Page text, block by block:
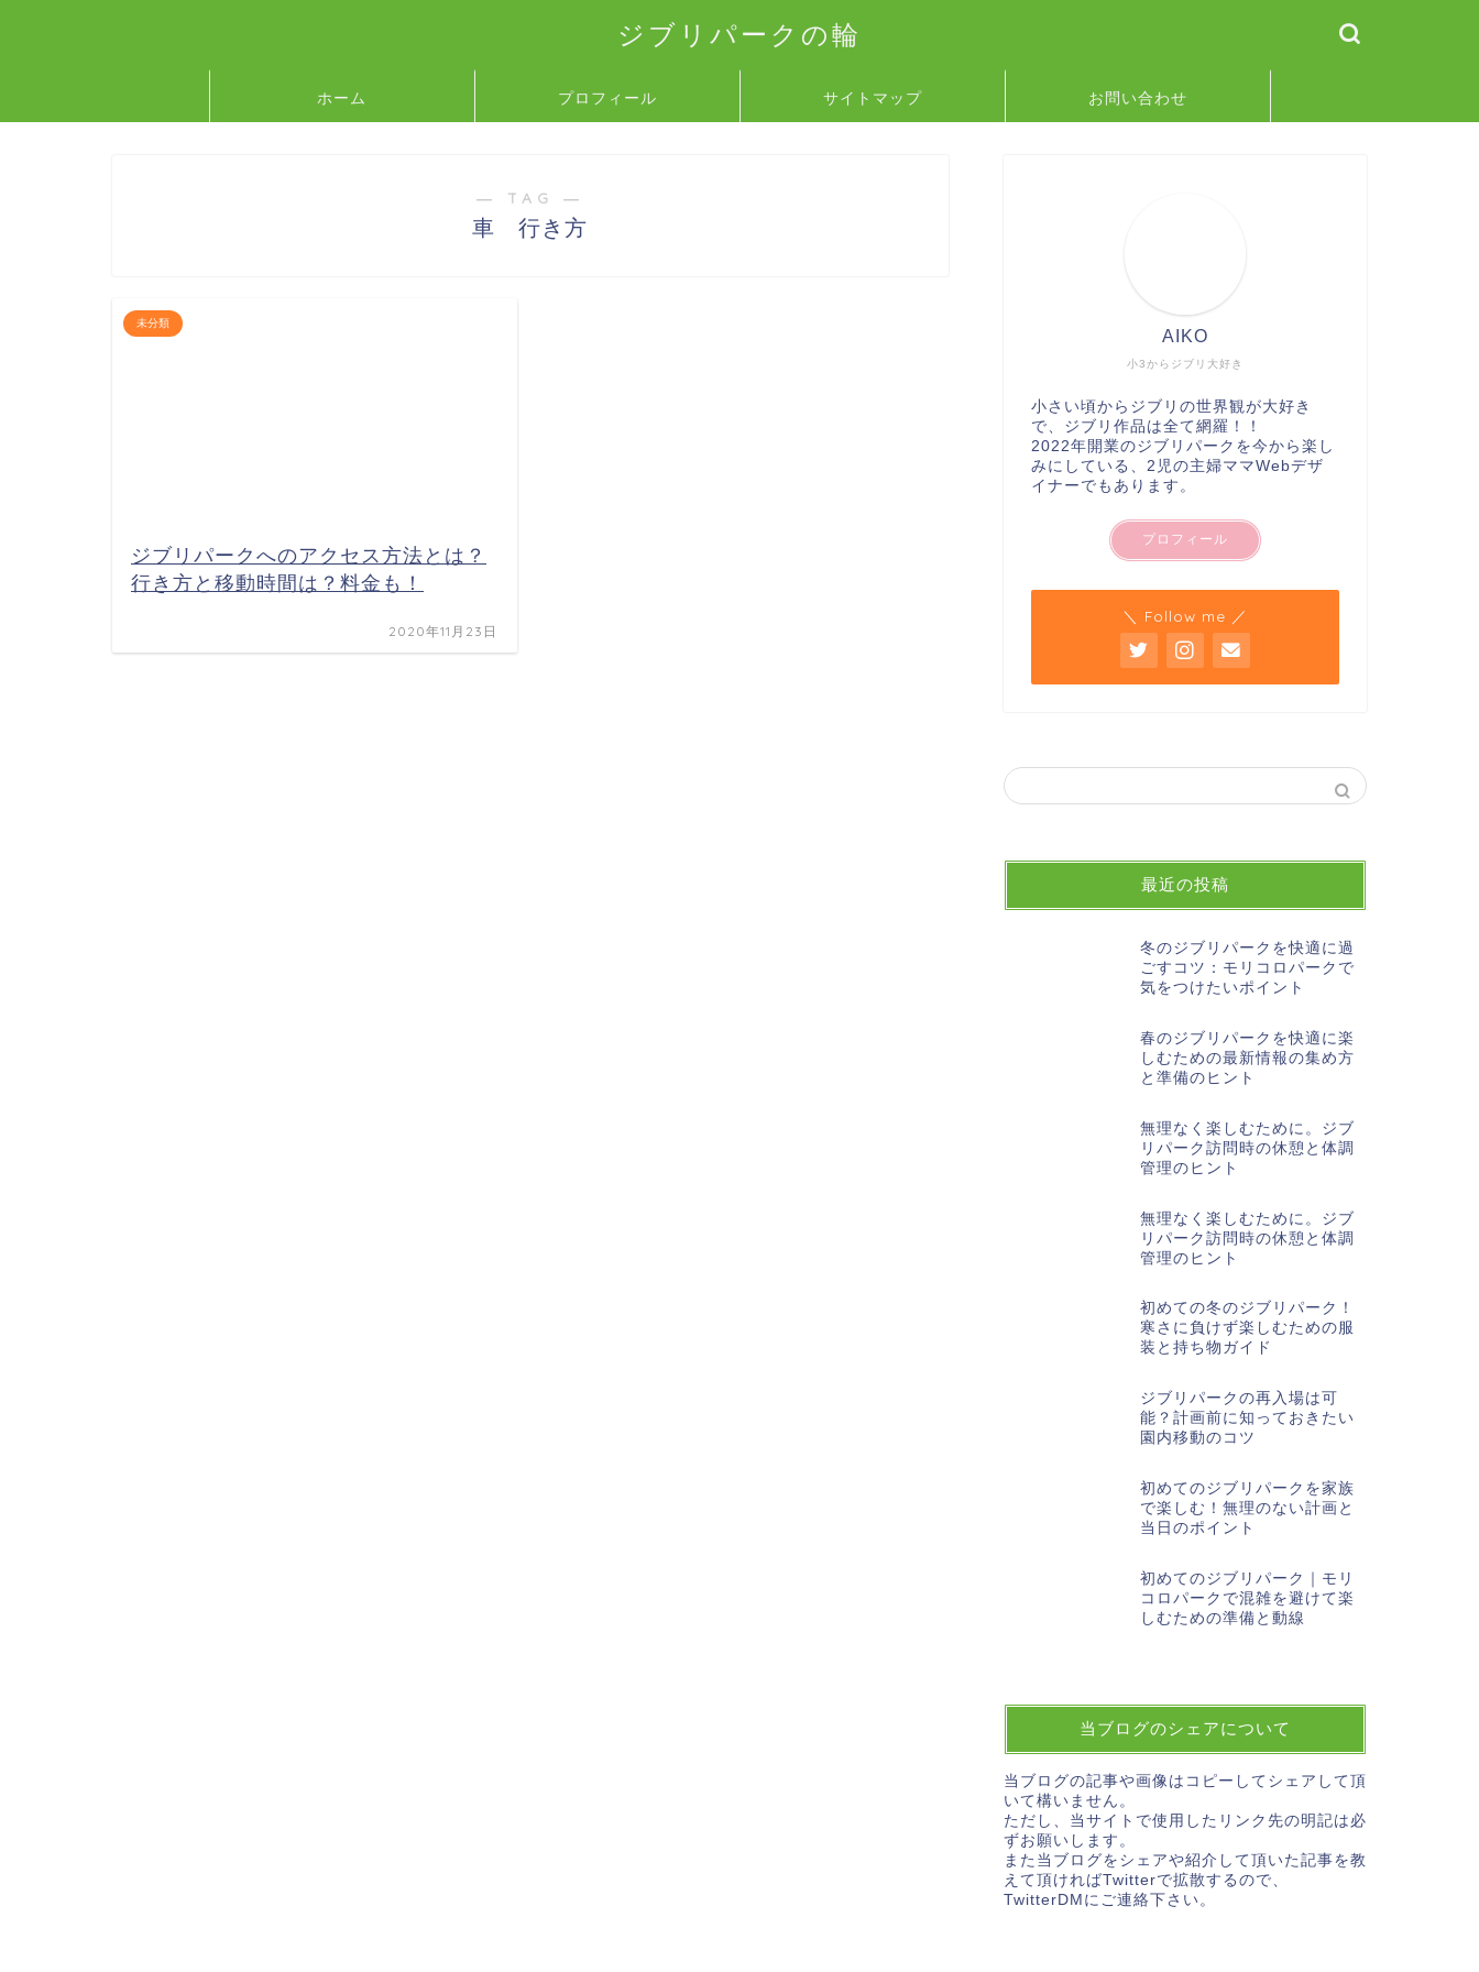
ジブリパークの輪
ホーム プロフィール サイトマップ お問い合わせ
― TAG ―
車 行き方
未分類
ジブリパークへのアクセス方法とは？
行き方と移動時間は？料金も！
2020年11月23日
小3からジブリ大好き
AIKO
小さい頃からジブリの世界観が大好き
で、ジブリ作品は全て網羅！！
2022年開業のジブリパークを今から楽し
みにしている、2児の主婦ママWebデザ
イナーでもあります。
プロフィール
＼ Follow me ／
最近の投稿
冬のジブリパークを快適に過
ごすコツ：モリコロパークで
気をつけたいポイント
春のジブリパークを快適に楽
しむための最新情報の集め方
と準備のヒント
無理なく楽しむために。ジブ
リパーク訪問時の休憩と体調
管理のヒント
無理なく楽しむために。ジブ
リパーク訪問時の休憩と体調
管理のヒント
初めての冬のジブリパーク！
寒さに負けず楽しむための服
装と持ち物ガイド
ジブリパークの再入場は可
能？計画前に知っておきたい
園内移動のコツ
初めてのジブリパークを家族
で楽しむ！無理のない計画と
当日のポイント
初めてのジブリパーク｜モリ
コロパークで混雑を避けて楽
しむための準備と動線
当ブログのシェアについて
当ブログの記事や画像はコピーしてシェアして頂
いて構いません。
ただし、当サイトで使用したリンク先の明記は必
ずお願いします。
また当ブログをシェアや紹介して頂いた記事を教
えて頂ければTwitterで拡散するので、
TwitterDMにご連絡下さい。